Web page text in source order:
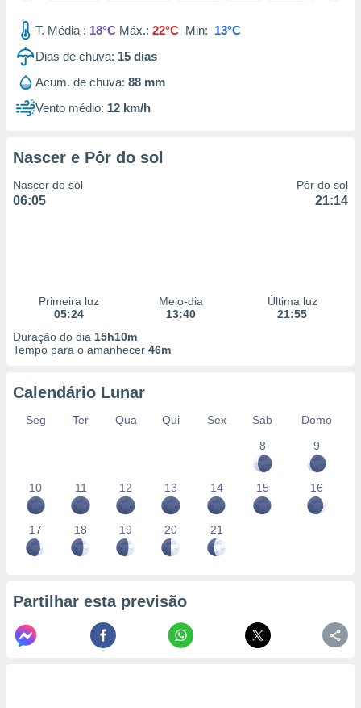
utilizar
criar
medir
da
medir o
fontes,
e melhorar
dados
estudos
T. Média : 18°C Máx.: 22°C Min: 13°C
Dias de chuva: 15 dias
Acum. de chuva: 88 mm
Vento médio: 12 km/h
Nascer e Pôr do sol
Nascer do sol
06:05
Pôr do sol
21:14
Primeira luz
05:24
Meio-dia
13:40
Última luz
21:55
Duração do dia 15h10m
Tempo para o amanhecer 46m
Calendário Lunar
Seg Ter Qua Qui Sex Sáb
Domo
8
9
10 11 12 13 14 15 16
17 18 19 20 21
Partilhar esta previsão